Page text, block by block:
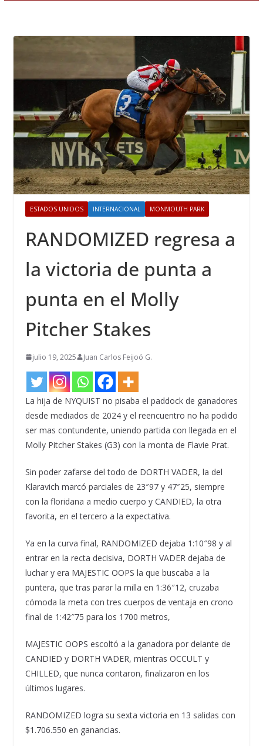
ESTADOS UNIDOS INTERNACIONAL MONMOUTH PARK
RANDOMIZED regresa a
la victoria de punta a
punta en el Molly
Pitcher Stakes
julio 19, 2025 Juan Carlos Feijoó G.
La hija de NYQUIST no pisaba el paddock de ganadores
desde mediados de 2024 y el reencuentro no ha podido
ser mas contundente, uniendo partida con llegada en el
Molly Pitcher Stakes (G3) con la monta de Flavie Prat.
Sin poder zafarse del todo de DORTH VADER, la del
Klaravich marcó parciales de 23″97 y 47″25, siempre
con la floridana a medio cuerpo y CANDIED, la otra
favorita, en el tercero a la expectativa.
Ya en la curva final, RANDOMIZED dejaba 1:10″98 y al
entrar en la recta decisiva, DORTH VADER dejaba de
luchar y era MAJESTIC OOPS la que buscaba a la
puntera, que tras parar la milla en 1:36″12, cruzaba
cómoda la meta con tres cuerpos de ventaja en crono
final de 1:42″75 para los 1700 metros,
MAJESTIC OOPS escoltó a la ganadora por delante de
CANDIED y DORTH VADER, mientras OCCULT y
CHILLED, que nunca contaron, finalizaron en los
últimos lugares.
RANDOMIZED logra su sexta victoria en 13 salidas con
$1.706.550 en ganancias.